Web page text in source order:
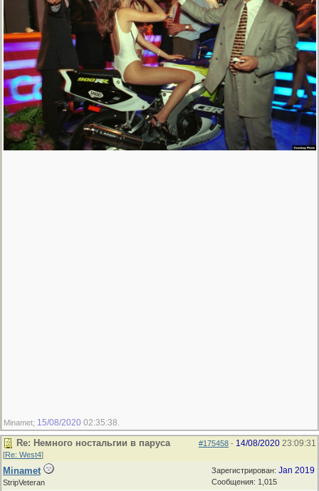
Minamet; 15/08/2020 02:35:38
#175458 - 14/08/2020 23:09:31
Re: Немного ностальгии в паруса
[Re: West4]
Зарегистрирован: Jan 2019
Сообщения: 1,015
Minamet
StripVeteran